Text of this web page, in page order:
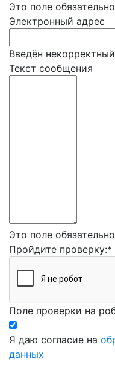
Это поле
Электронный адрес
Введён
Текст сообщения
Это поле
Пройдите проверку:*
Поле проверки на
Я даю согласие на
данных